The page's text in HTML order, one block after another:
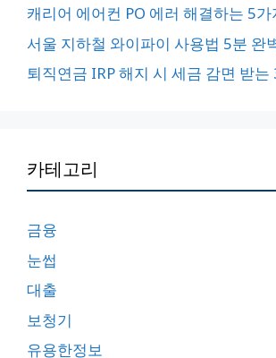
캐리어 에어컨 PO 에러 해결하는 5가
서울 지하철 와이파이 사용법 5분 완
퇴직연금 IRP 해지 시 세금 감면 받는
카테고리
금융
눈썹
대출
보청기
유용한정보